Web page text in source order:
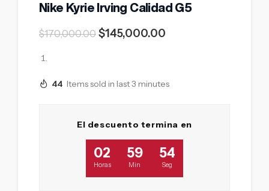
Nike Kyrie Irving Calidad G5
$170,000.00 $145,000.00
44 Items sold in last 3 minutes
El descuento termina en
02
Horas
59
Min
54
Seg